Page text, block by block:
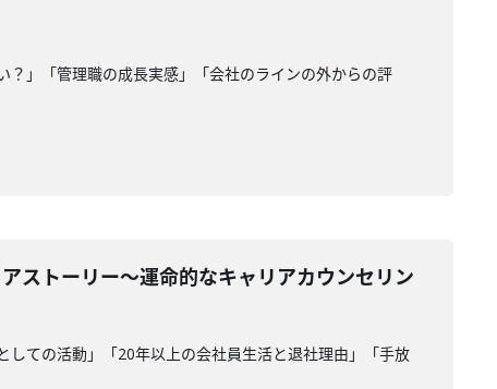
」「管理職の成長実感」「会社のラインの外からの評
ストーリー〜運命的なキャリアカウンセリン
ての活動」「20年以上の会社員生活と退社理由」「手放